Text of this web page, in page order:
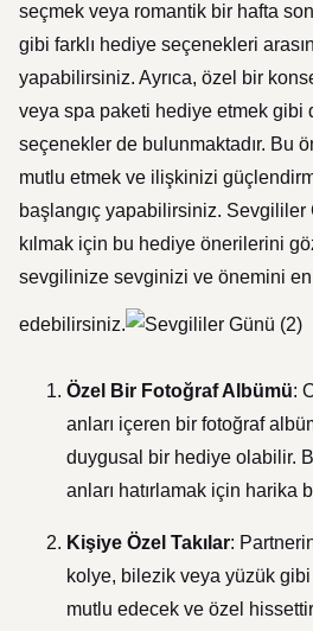
seçmek veya romantik bir hafta
gibi farklı hediye seçenekleri
yapabilirsiniz. Ayrıca, özel bir
veya spa paketi hediye etmek gibi
seçenekler de bulunmaktadır. Bu
mutlu etmek ve ilişkinizi
başlangıç yapabilirsiniz. Sevgililer
kılmak için bu hediye önerilerini
sevgilinize sevginizi ve önemini
edebilirsiniz.
Özel Bir Fotoğraf Albümü:
anları içeren bir fotoğraf
duygusal bir hediye olabilir.
anları hatırlamak için harika
Kişiye Özel Takılar:
kolye, bilezik veya yüzük
mutlu edecek ve özel